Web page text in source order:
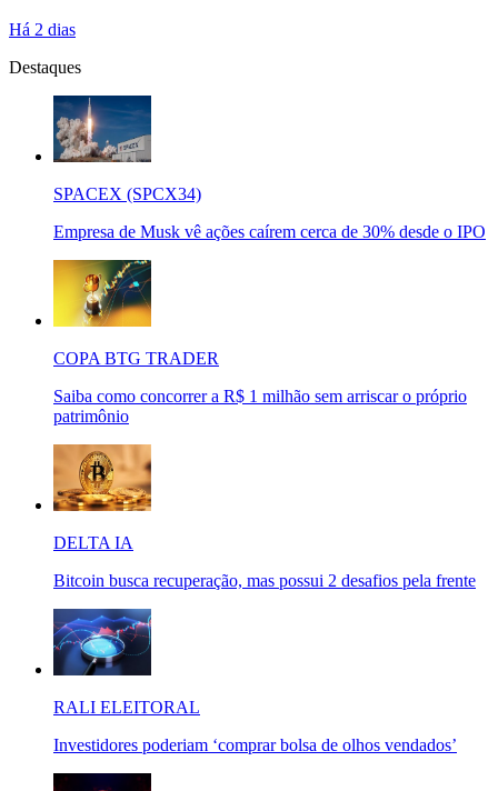
Há 2 dias
Destaques
SPACEX (SPCX34)
Empresa de Musk vê ações caírem cerca de 30% desde o IPO
COPA BTG TRADER
Saiba como concorrer a R$ 1 milhão sem arriscar o próprio
patrimônio
DELTA IA
Bitcoin busca recuperação, mas possui 2 desafios pela frente
RALI ELEITORAL
Investidores poderiam ‘comprar bolsa de olhos vendados’